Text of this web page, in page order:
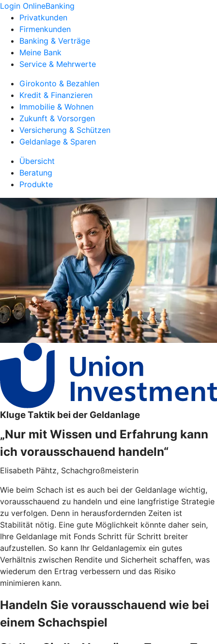
Login OnlineBanking
Privatkunden
Firmenkunden
Banking & Verträge
Meine Bank
Service & Mehrwerte
Girokonto & Bezahlen
Kredit & Finanzieren
Immobilie & Wohnen
Zukunft & Vorsorgen
Versicherung & Schützen
Geldanlage & Sparen
Übersicht
Beratung
Produkte
Kluge Taktik bei der Geldanlage
„Nur mit Wissen und Erfahrung kann
ich vorausschauend handeln“
Elisabeth Pähtz, Schachgroßmeisterin
Wie beim Schach ist es auch bei der Geldanlage wichtig,
vorausschauend zu handeln und eine langfristige Strategie
zu verfolgen. Denn in herausfordernden Zeiten ist
Stabilität nötig. Eine gute Möglichkeit könnte daher sein,
Ihre Geldanlage mit Fonds Schritt für Schritt breiter
aufzustellen. So kann Ihr Geldanlagemix ein gutes
Verhältnis zwischen Rendite und Sicherheit schaffen, was
wiederum den Ertrag verbessern und das Risiko
minimieren kann.
Handeln Sie vorausschauend wie bei
einem Schachspiel